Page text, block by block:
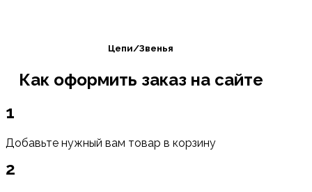
Цепи/Звенья
Как оформить заказ на сайте
1
Добавьте нужный вам товар в корзину
2